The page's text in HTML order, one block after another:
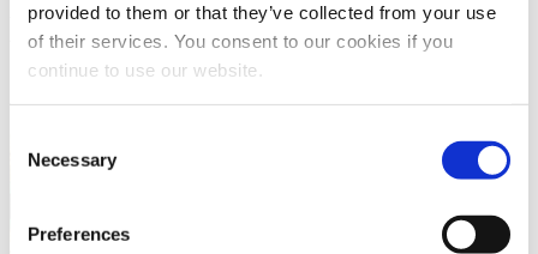
provided to them or that they’ve collected from your use
of their services. You consent to our cookies if you
continue to use our website.
Selection
Necessary
Preferences
Kettingtandheugels